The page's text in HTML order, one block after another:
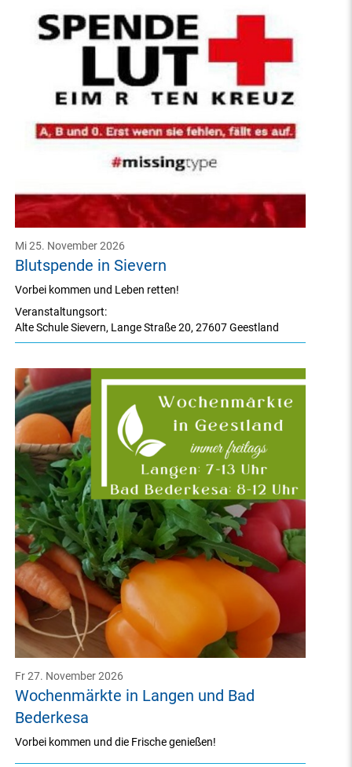
Blutspende in Sievern
Mi 25. November 2026
Veranstaltungsort:
Alte Schule Sievern, Lange Straße 20,27607 Geestland
Vorbei kommen und Leben retten!
Wochenmärkte in Langen und Bad
Bederkesa
Fr 27. November 2026
Vorbei kommen und die Frische genießen!